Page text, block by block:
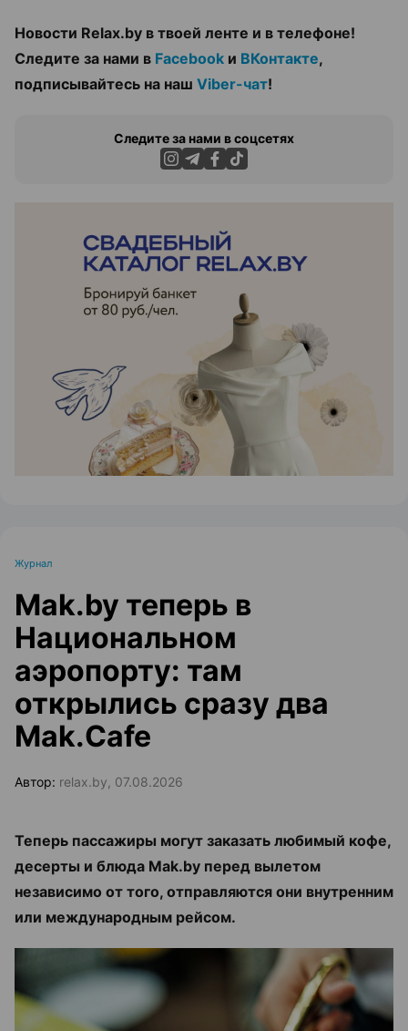
Новости Relax.by в твоей ленте и в телефоне!
Следите за нами в Facebook и ВКонтакте,
подписывайтесь на наш Viber-чат!
Следите за нами в соцсетях
ЭФФЕКТИВНАЯ РЕКЛАМА НА САЙТЕ
Журнал
Mak.by теперь в
Национальном
аэропорту: там
открылись сразу два
Mak.Cafe
Автор: relax.by, 07.08.2026
Теперь пассажиры могут заказать любимый кофе,
десерты и блюда Mak.by перед вылетом
независимо от того, отправляются они внутренним
или международным рейсом.